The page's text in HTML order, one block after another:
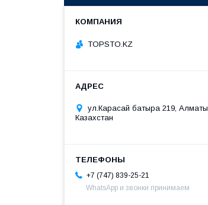
TOPSTO.KZ
ул.Карасай батыра 219, Алматы,
Казахстан
+7 (747) 839-25-21
WhatsApp и звонки принимаем